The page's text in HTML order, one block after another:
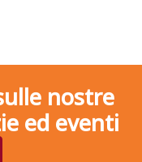
nostre
ed eventi